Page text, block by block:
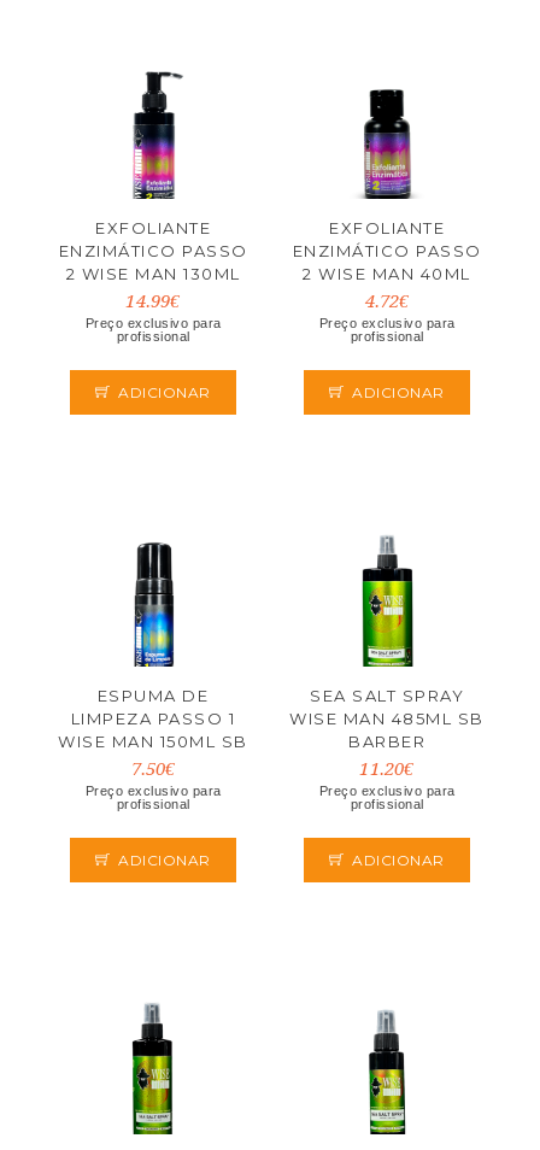
EXFOLIANTE
ENZIMÁTICO PASSO
2 WISE MAN 130ML
SB BARBER
14.99€
Preço exclusivo para
profissional
ADICIONAR
EXFOLIANTE
ENZIMÁTICO PASSO
2 WISE MAN 40ML
SB BARBER
4.72€
Preço exclusivo para
profissional
ADICIONAR
ESPUMA DE
LIMPEZA PASSO 1
WISE MAN 150ML SB
BARBER
7.50€
Preço exclusivo para
profissional
ADICIONAR
SEA SALT SPRAY
WISE MAN 485ML SB
BARBER
11.20€
Preço exclusivo para
profissional
ADICIONAR